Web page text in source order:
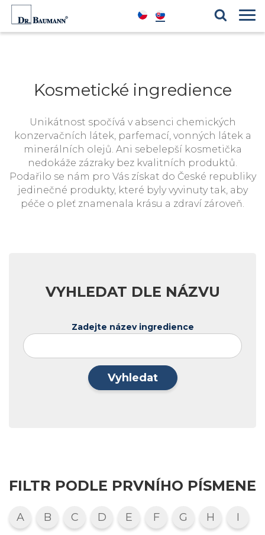
Kosmetické ingredience
Kosmetické ingredience
Unikátnost spočívá v absenci chemických
konzervačních látek, parfemací, vonných látek a
minerálních olejů. Ani sebelepší kosmetička
nedokáže zázraky bez kvalitních produktů.
Podařilo se nám pro Vás získat do České republiky
jedinečné produkty, které byly vyvinuty tak, aby
péče o pleť znamenala krásu a zdraví zároveň.
VYHLEDAT DLE NÁZVU
Zadejte název ingredience
Vyhledat
FILTR PODLE PRVNÍHO PÍSMENE
A B C D E F G H I